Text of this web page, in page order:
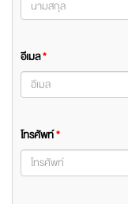
อีเมล*
โทรศัพท์*